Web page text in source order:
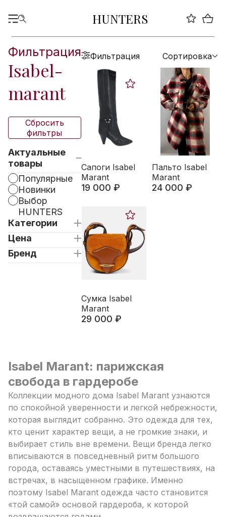
HUNTERS
Фильтрация
Isabel-
marant
Сбросить
фильтры
Актуальные
товары
Популярные
Новинки
Выбор
HUNTERS
Категории
Цена
Бренд
Фильтрация Сортировка
Сапоги Isabel
Marant
19 000 ₽
Пальто Isabel
Marant
24 000 ₽
Сумка Isabel
Marant
29 000 ₽
Isabel Marant: парижская
свобода в гардеробе
Коллекции модного дома Isabel Marant узнаются
по спокойной уверенности и легкой небрежности,
которая выглядит собранно. Это одежда для тех,
кто ценит характер вещи, а не громкие знаки, и
выбирает стиль вне времени. Вещи бренда легко
вписываются в повседневный ритм большого
города, оставаясь уместными в путешествиях, на
встречах, в насыщенном графике. Именно
поэтому Isabel Marant одежда часто становится
«той самой» основой гардероба, к которой